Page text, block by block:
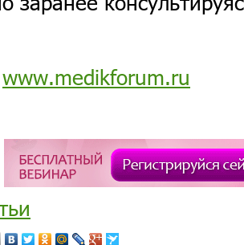
www.medikforum.ru